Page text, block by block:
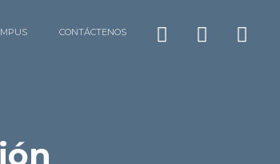
CONTÁCTENOS